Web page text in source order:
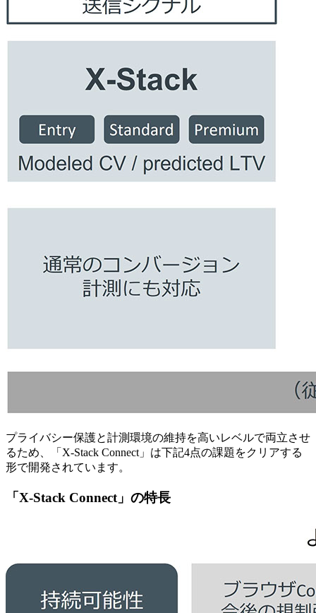
プライバシー保護と計測環境の維持を高いレベルで両立させ
るため、「X-Stack Connect」は下記4点の課題をクリアする
形で開発されています。
「X-Stack Connect」の特長